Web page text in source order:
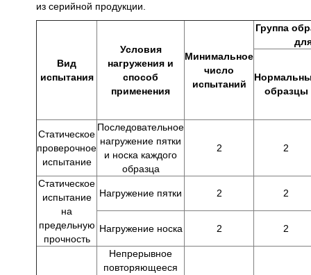
из серийной продукции.
Вид
испытания
Условия
нагружения и
способ
применения
Минимальное
число
испытаний
Группа
образцы
Статическое
проверочное
испытание
Последовательное
нагружение пятки
и носка каждого
образца
2 2
Статическое
испытание
на
предельную
прочность
Нагружение пятки 2 2
Нагружение носка 2 2
Непрерывное
повторяющееся